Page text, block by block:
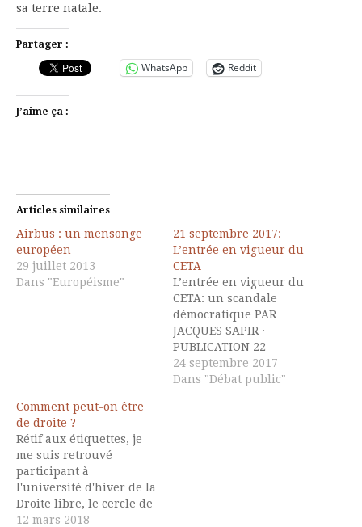
sa terre natale.
Partager :
WhatsApp Reddit
J’aime ça :
Articles similaires
Airbus : un mensonge
européen
29 juillet 2013
Dans "Européisme"
21 septembre 2017:
L’entrée en vigueur du
CETA
L’entrée en vigueur du
CETA: un scandale
démocratique PAR
JACQUES SAPIR ·
PUBLICATION 22
SEPTEMBRE 2017 Le
traité de libre-échange
24 septembre 2017
Dans "Débat public"
Comment peut-on être
de droite ?
Rétif aux étiquettes, je
me suis retrouvé
participant à
l'université d'hiver de la
Droite libre, le cercle de
pensée animé par le
12 mars 2018